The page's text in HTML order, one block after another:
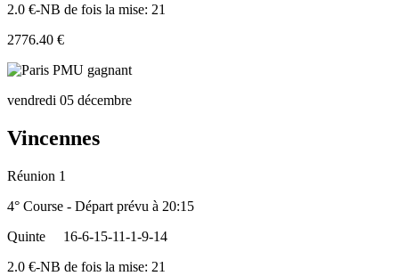
2.0 €-NB de fois la mise: 21
2776.40 €
vendredi 05 décembre
Vincennes
Réunion 1
4° Course - Départ prévu à 20:15
Quinte
16-6-15-11-1-9-14
2.0 €-NB de fois la mise: 21